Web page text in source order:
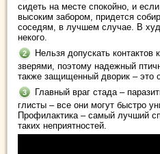
сидеть на месте спокойно, и
высоким забором, придется
соседям, в лучшем случае. В
некого.
Нельзя допускать
зверями, поэтому надежный
также защищенный дворик – это
Главный враг стада –
глисты – все они могут быстро
Профилактика – самый лучший
таких неприятностей.